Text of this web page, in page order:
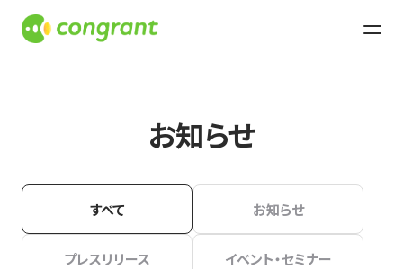
お知らせ
すべて お知らせ
プレスリリース イベント・セミナー